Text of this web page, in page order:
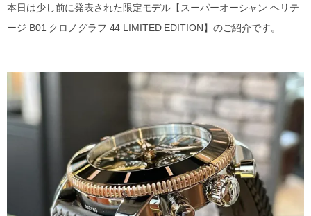
本日は少し前に発表された限定モデル【スーパーオーシャン ヘリテ
ージ B01 クロノグラフ 44 LIMITED EDITION】のご紹介です。